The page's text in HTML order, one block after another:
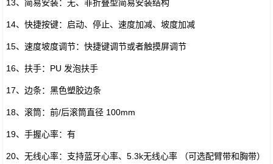
13、简易安装：无、非折叠型简易安装结构
14、快捷按键：启动、停止、速度加减、坡度加减
15、速度坡度调节：快捷键调节或者触摸屏调节
16、扶手：PU 发泡扶手
17、边条：黑色塑胶边条
18、滚筒：前/后滚筒直径 100mm
19、手握心率：有
20、无线心率：支持蓝牙心率、5.3k无线心率 （可选配臂带和胸带）